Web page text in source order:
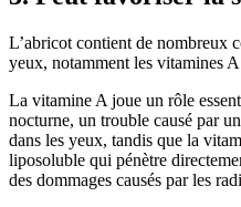
L’abricot contient de nombreux
yeux, notamment les vitamines
La vitamine A joue un rôle
nocturne, un trouble causé par
dans les yeux, tandis que la
liposoluble qui pénètre
des dommages causés par les